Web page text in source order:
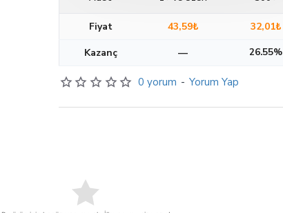
0 yorum - Yorum Yap
Fiyat 43,59₺ 32,01₺
Kazanç
— 26.55%